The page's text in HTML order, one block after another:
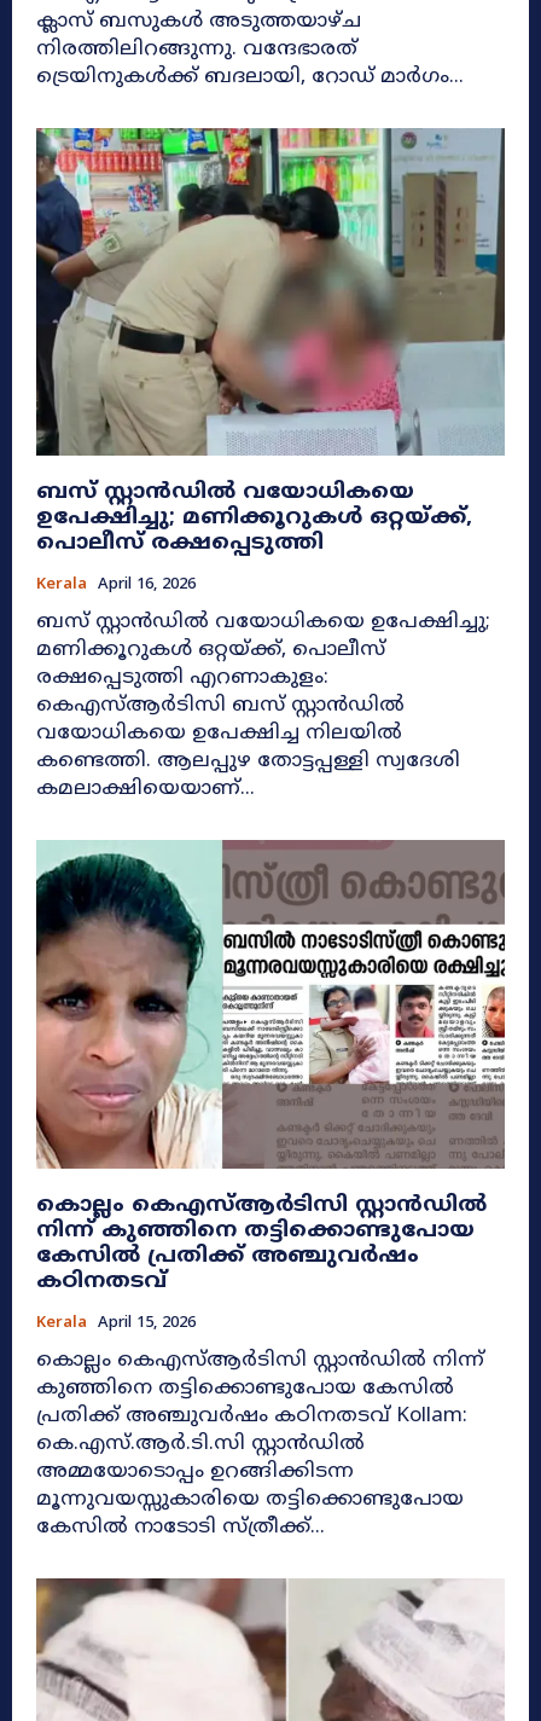
ക്ലാസ് ബസുകൾ അടുത്തയാഴ്ച
നിരത്തിലിറങ്ങുന്നു. വന്ദേഭാരത്
ട്രെയിനുകൾക്ക് ബദലായി, റോഡ് മാർഗം...
ബസ് സ്റ്റാൻഡിൽ വയോധികയെ
ഉപേക്ഷിച്ചു; മണിക്കൂറുകൾ ഒറ്റയ്ക്ക്,
പൊലീസ് രക്ഷപ്പെടുത്തി
Kerala April 16, 2026
ബസ് സ്റ്റാൻഡിൽ വയോധികയെ ഉപേക്ഷിച്ചു;
മണിക്കൂറുകൾ ഒറ്റയ്ക്ക്, പൊലീസ്
രക്ഷപ്പെടുത്തി എറണാകുളം:
കെഎസ്ആർടിസി ബസ് സ്റ്റാൻഡിൽ
വയോധികയെ ഉപേക്ഷിച്ച നിലയിൽ
കണ്ടെത്തി. ആലപ്പുഴ തോട്ടപ്പള്ളി സ്വദേശി
കമലാക്ഷിയെയാണ്...
കൊല്ലം കെഎസ്ആർടിസി സ്റ്റാൻഡിൽ
നിന്ന് കുഞ്ഞിനെ തട്ടിക്കൊണ്ടുപോയ
കേസിൽ പ്രതിക്ക് അഞ്ചുവർഷം
കഠിനതടവ്
Kerala April 15, 2026
കൊല്ലം കെഎസ്ആർടിസി സ്റ്റാൻഡിൽ നിന്ന്
കുഞ്ഞിനെ തട്ടിക്കൊണ്ടുപോയ കേസിൽ
പ്രതിക്ക് അഞ്ചുവർഷം കഠിനതടവ് Kollam:
കെ.എസ്.ആർ.ടി.സി സ്റ്റാൻഡിൽ
അമ്മയോടൊപ്പം ഉറങ്ങിക്കിടന്ന
മൂന്നുവയസ്സുകാരിയെ തട്ടിക്കൊണ്ടുപോയ
കേസിൽ നാടോടി സ്ത്രീക്ക്...